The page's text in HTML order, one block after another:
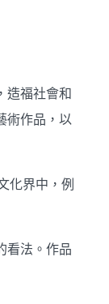
造福社會和
術作品，以
化界中，例
看法。作品